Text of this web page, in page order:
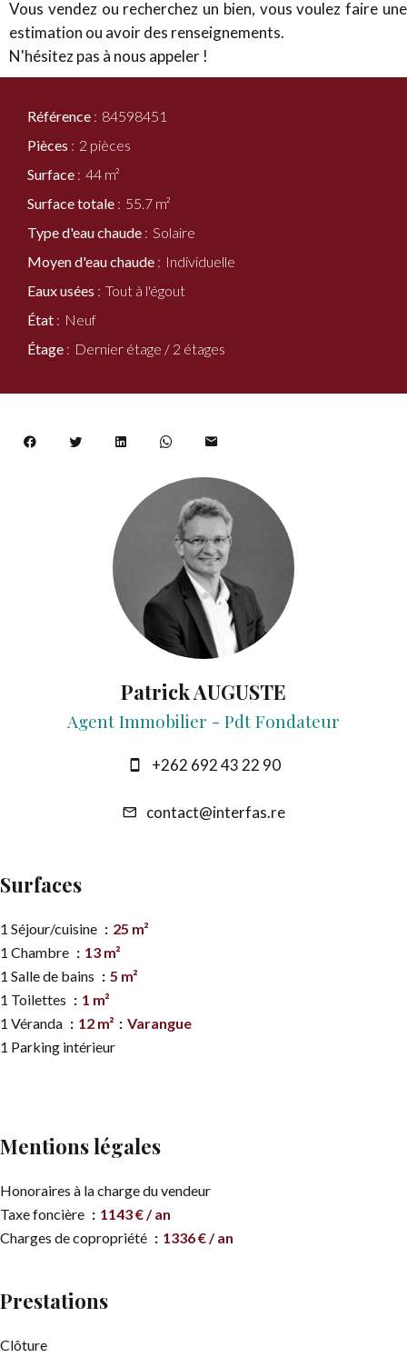
Vous vendez ou recherchez un bien, vous voulez faire une
estimation ou avoir des renseignements.
N'hésitez pas à nous appeler !
Référence
84598451
Pièces
2 pièces
Surface
44 m²
Surface totale
55.7 m²
Type d'eau chaude
Solaire
Moyen d'eau chaude
Individuelle
Eaux usées
Tout à l'égout
État
Neuf
Étage
Dernier étage / 2 étages
Patrick AUGUSTE
Agent Immobilier - Pdt Fondateur
+262 692 43 22 90
contact@interfas.re
Surfaces
1 Séjour/cuisine
25 m²
1 Chambre
13 m²
1 Salle de bains
5 m²
1 Toilettes
1 m²
1 Véranda
12 m²
Varangue
1 Parking intérieur
Mentions légales
Honoraires à la charge du vendeur
Taxe foncière
1143 € / an
Charges de copropriété
1336 € / an
Prestations
Clôture